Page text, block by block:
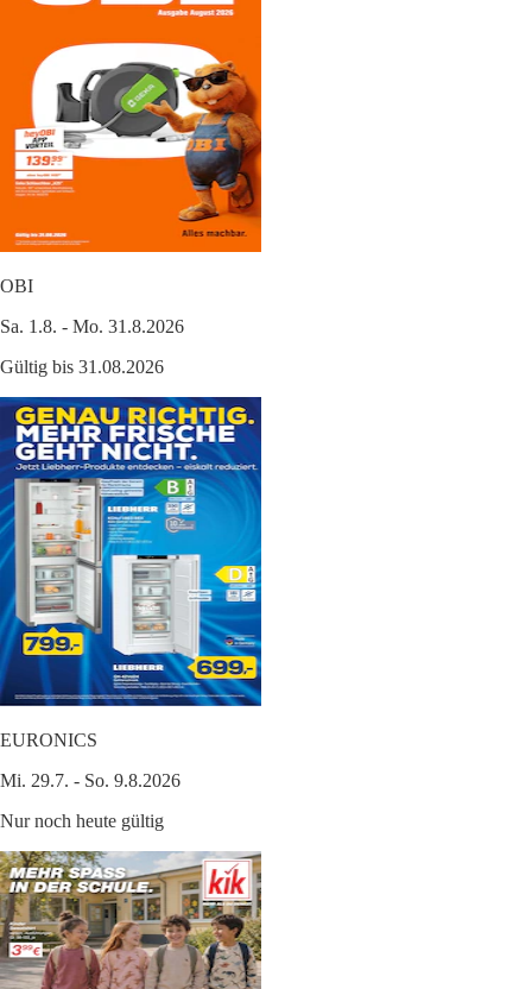
OBI
Sa. 1.8. - Mo. 31.8.2026
Gültig bis 31.08.2026
EURONICS
Mi. 29.7. - So. 9.8.2026
Nur noch heute gültig